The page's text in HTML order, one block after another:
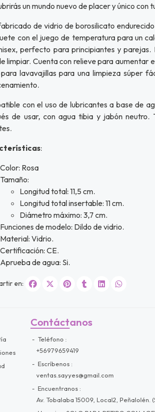
un mundo nuevo de placer y único con
de vidrio de borosilicato
con el juego de temperatura para un
perfecto para principiantes y
limpiar. Cuenta con relieve para aumentar
lavavajillas para una limpieza súper
con el uso de lubricantes a base de
de usar, con agua tibia y jabón neutro.
:
Color: Rosa
Tamaño:
Longitud total: 11,5 cm.
Longitud total insertable: 11 cm.
Diámetro máximo: 3,7 cm.
Funciones de modelo: Dildo de vidrio.
Material: Vidrio.
Certificación: CE.
Aprueba de agua: Si.
en:
Contáctanos
Teléfono
+56979659419
Escríbenos
ventas.sayyes@gmail.com
Encuentranos
Av. Tobalaba 15009, Local2,